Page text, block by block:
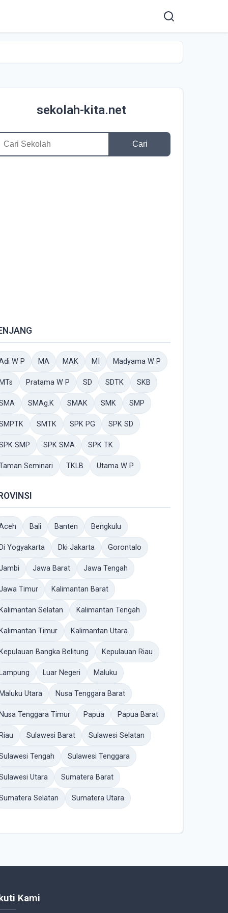
sekolah-kita.net
Cari
W P MA MAK MI Madyama W P
Pratama W P SD SDTK SKB
SMAg.K SMAK SMK SMP
SMTK SPK PG SPK SD
SMP SPK SMA SPK TK
Seminari TKLB Utama W P
Bali Banten Bengkulu
Yogyakarta Dki Jakarta Gorontalo
Jawa Barat Jawa Tengah
Timur Kalimantan Barat
Selatan Kalimantan Tengah
Timur Kalimantan Utara
Bangka Belitung Kepulauan Riau
Luar Negeri Maluku
Utara Nusa Tenggara Barat
Tenggara Timur Papua Papua Barat
Sulawesi Barat Sulawesi Selatan
Tengah Sulawesi Tenggara
Utara Sumatera Barat
Selatan Sumatera Utara
Kami